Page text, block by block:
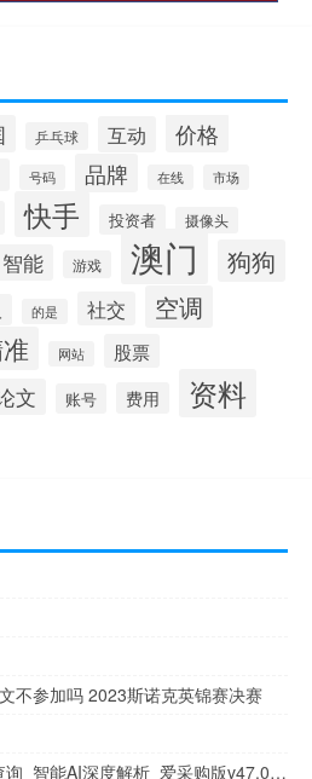
乒乓球 互动 价格
号码 品牌 在线 市场
快手 投资者 摄像头
智能 游戏 澳门 狗狗
的是 社交 空调
网站 股票
文 账号 费用 资料
不参加吗 2023斯诺克英锦赛决赛
7777788888管家婆正版查询_智能AI深度解析_爱采购版v47.08.919